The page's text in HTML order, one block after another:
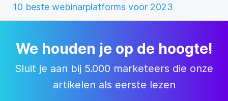
10 beste webinarplatforms voor 2023
We houden je op de hoogte!
Sluit je aan bij 5.000 marketeers die onze
artikelen als eerste lezen